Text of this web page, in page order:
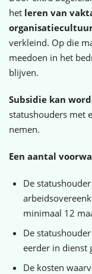
het leren van
verkleind. Op die
meedoen in het
blijven.
Subsidie kan
statushouders met
nemen.
Een aantal
De
minimaal 12
De
eerder in dienst
De kosten